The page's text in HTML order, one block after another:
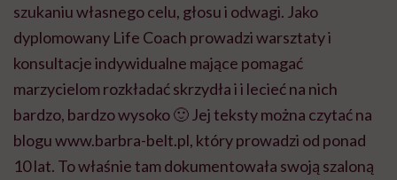
szukaniu własnego celu, głosu i odwagi. Jako
dyplomowany Life Coach prowadzi warsztaty i
konsultacje indywidualne mające pomagać
marzycielom rozkładać skrzydła i i lecieć na nich
bardzo, bardzo wysoko 🙂 Jej teksty można czytać na
blogu www.barbra-belt.pl, który prowadzi od ponad
10 lat. To właśnie tam dokumentowała swoją szaloną